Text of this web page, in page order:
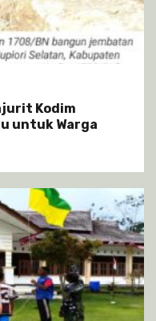
Kodim
untuk Warga